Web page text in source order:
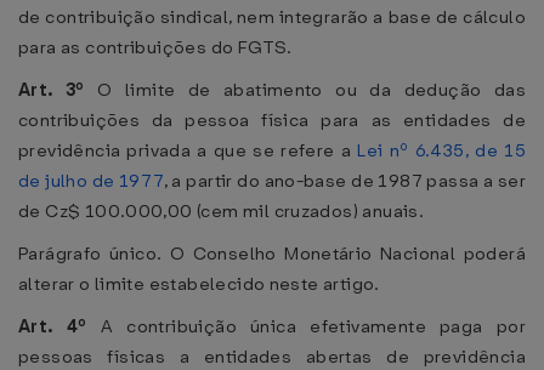
de contribuição sindical, nem integrarão a base de cálculo
para as contribuições do FGTS.
Art. 3º O limite de abatimento ou da dedução das
contribuições da pessoa física para as entidades de
previdência privada a que se refere a Lei nº 6.435, de 15
de julho de 1977, a partir do ano-base de 1987 passa a ser
de Cz$ 100.000,00 (cem mil cruzados) anuais.
Parágrafo único. O Conselho Monetário Nacional poderá
alterar o limite estabelecido neste artigo.
Art. 4º A contribuição única efetivamente paga por
pessoas físicas a entidades abertas de previdência